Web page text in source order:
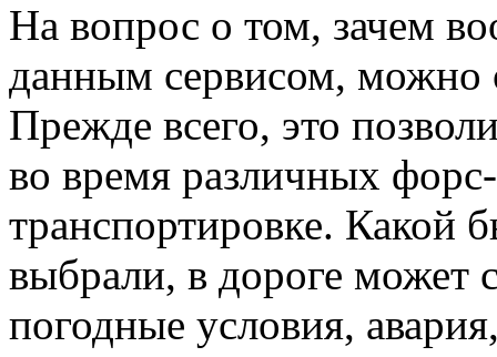
На вопрос о том, зачем
данным сервисом, можно
Прежде всего, это
во время различных
транспортировке. Какой
выбрали, в дороге может
погодные условия,